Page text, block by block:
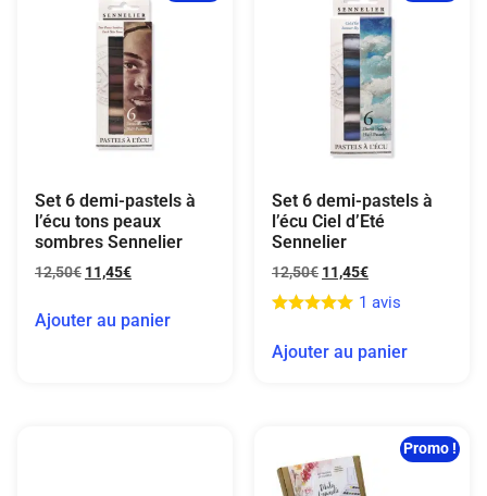
Set 6 demi-pastels à
l’écu tons peaux
sombres Sennelier
12,50€ 11,45€
Ajouter au panier
Set 6 demi-pastels à
l’écu Ciel d’Eté
Sennelier
12,50€ 11,45€
1 avis
Ajouter au panier
Promo !